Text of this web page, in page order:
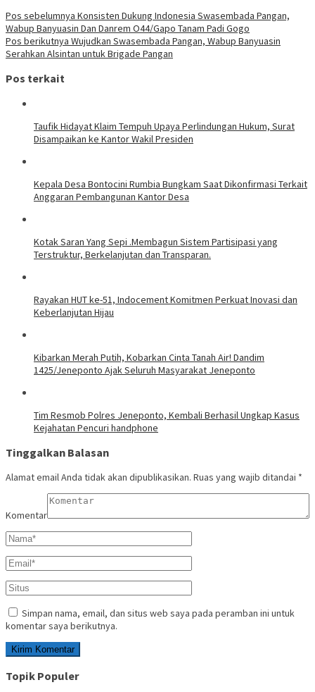
Pos sebelumnya Konsisten Dukung Indonesia Swasembada Pangan,
Wabup Banyuasin Dan Danrem O44/Gapo Tanam Padi Gogo
Pos berikutnya Wujudkan Swasembada Pangan, Wabup Banyuasin
Serahkan Alsintan untuk Brigade Pangan
Pos terkait
Taufik Hidayat Klaim Tempuh Upaya Perlindungan Hukum, Surat
Disampaikan ke Kantor Wakil Presiden
Kepala Desa Bontocini Rumbia Bungkam Saat Dikonfirmasi Terkait
Anggaran Pembangunan Kantor Desa
Kotak Saran Yang Sepi .Membagun Sistem Partisipasi yang
Terstruktur, Berkelanjutan dan Transparan.
Rayakan HUT ke-51, Indocement Komitmen Perkuat Inovasi dan
Keberlanjutan Hijau
Kibarkan Merah Putih, Kobarkan Cinta Tanah Air! Dandim
1425/Jeneponto Ajak Seluruh Masyarakat Jeneponto
Tim Resmob Polres Jeneponto, Kembali Berhasil Ungkap Kasus
Kejahatan Pencuri handphone
Tinggalkan Balasan
Alamat email Anda tidak akan dipublikasikan. Ruas yang wajib ditandai *
Komentar
Simpan nama, email, dan situs web saya pada peramban ini untuk
komentar saya berikutnya.
Topik Populer